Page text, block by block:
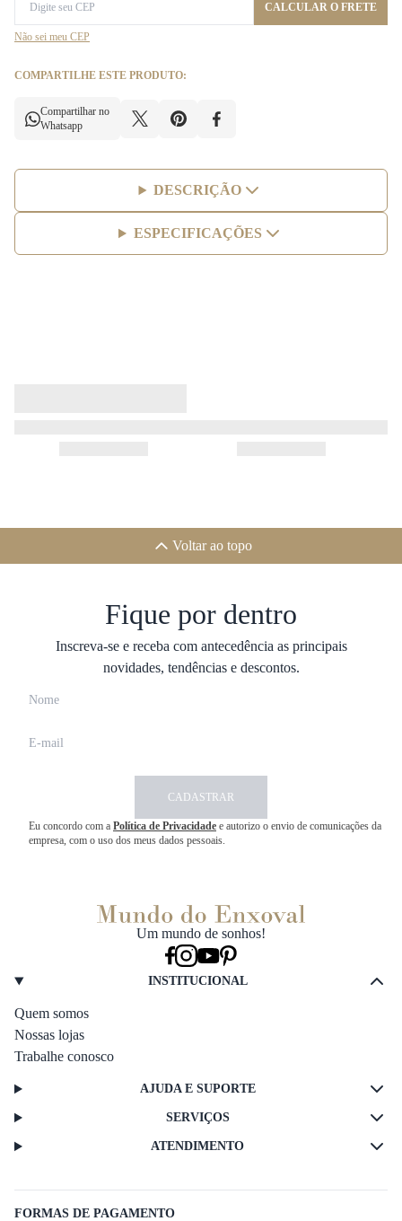
CALCULAR O FRETE
Não sei meu CEP
COMPARTILHE ESTE PRODUTO:
Compartilhar no
Whatsapp
DESCRIÇÃO
ESPECIFICAÇÕES
Voltar ao topo
Fique por dentro
Inscreva-se e receba com antecedência as principais
novidades, tendências e descontos.
CADASTRAR
Eu concordo com a Política de Privacidade e autorizo o envio de comunicações da
empresa, com o uso dos meus dados pessoais.
Um mundo de sonhos!
INSTITUCIONAL
Quem somos
Nossas lojas
Trabalhe conosco
AJUDA E SUPORTE
SERVIÇOS
ATENDIMENTO
FORMAS DE PAGAMENTO